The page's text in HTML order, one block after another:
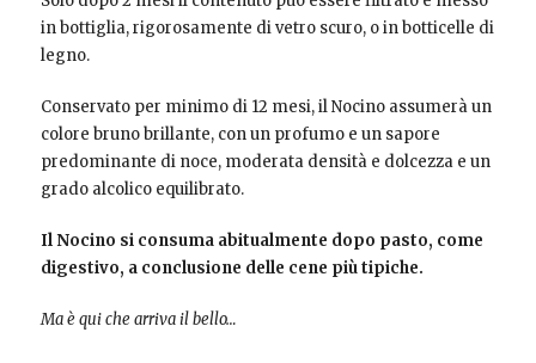
in bottiglia, rigorosamente di vetro scuro, o in botticelle di
legno.
Conservato per minimo di 12 mesi, il Nocino assumerà un
colore bruno brillante, con un profumo e un sapore
predominante di noce, moderata densità e dolcezza e un
grado alcolico equilibrato.
Il Nocino si consuma abitualmente dopo pasto, come
digestivo, a conclusione delle cene più tipiche.
Ma è qui che arriva il bello…